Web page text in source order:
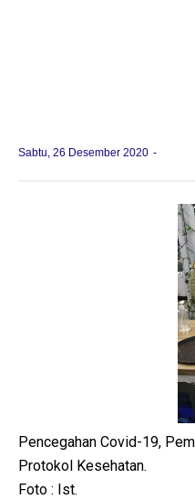
Sabtu, 26 Desember 2020
Pencegahan Covid-19,
Protokol Kesehatan.
Foto : Ist.